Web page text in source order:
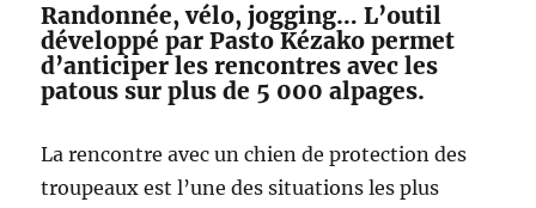
Randonnée, vélo, jogging… L’outil
développé par Pasto Kézako permet
d’anticiper les rencontres avec les
patous sur plus de 5 000 alpages.
La rencontre avec un chien de protection des
troupeaux est l’une des situations les plus